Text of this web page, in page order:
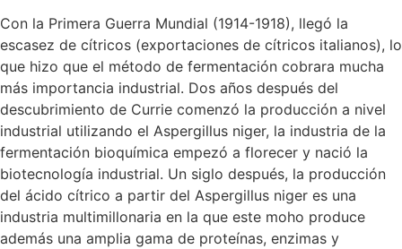
Con la Primera Guerra Mundial (1914-1918), llegó la
escasez de cítricos (exportaciones de cítricos italianos), lo
que hizo que el método de fermentación cobrara mucha
más importancia industrial. Dos años después del
descubrimiento de Currie comenzó la producción a nivel
industrial utilizando el Aspergillus niger, la industria de la
fermentación bioquímica empezó a florecer y nació la
biotecnología industrial. Un siglo después, la producción
del ácido cítrico a partir del Aspergillus niger es una
industria multimillonaria en la que este moho produce
además una amplia gama de proteínas, enzimas y